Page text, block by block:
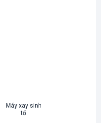
Máy xay sinh
tố